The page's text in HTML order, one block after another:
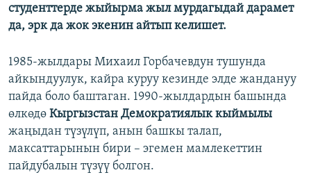
студенттерде жыйырма жыл мурдагыдай дарамет
да, эрк да жок экенин айтып келишет.
1985-жылдары Михаил Горбачевдун тушунда
айкындуулук, кайра куруу кезинде элде жандануу
пайда боло баштаган. 1990-жылдардын башында
өлкөдө Кыргызстан Демократиялык кыймылы
жаңыдан түзүлүп, анын башкы талап,
максаттарынын бири – эгемен мамлекеттин
пайдубалын түзүү болгон.